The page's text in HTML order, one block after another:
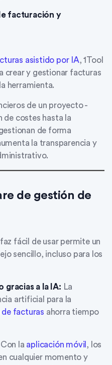
facturación y
asistido por IA, 1Tool
crear y gestionar facturas
herramienta.
de un proyecto -
de costes hasta la
de forma
la transparencia y
de gestión de
fácil de usar permite un
sencillo, incluso para los
gracias a la IA: La
artificial para la
facturas ahorra tiempo
Con la aplicación móvil , los
cualquier momento y